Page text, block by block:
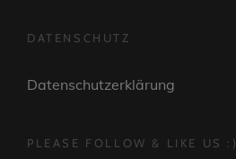
DATENSCHUTZ
Datenschutzerklärung
PLEASE FOLLOW & LIKE US :)